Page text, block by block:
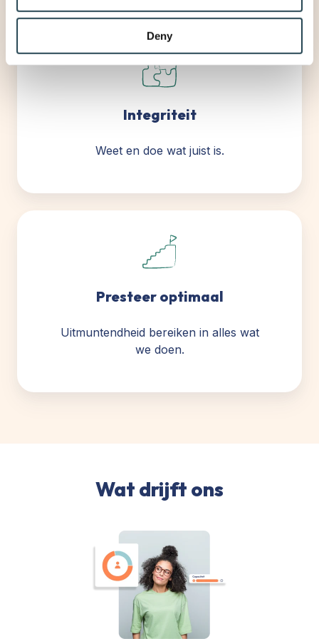
may combine it with other information that you’ve
provided to them or that they’ve collected from your use
of their services.
Deny
Integriteit
Weet en doe wat juist is.
Presteer optimaal
Uitmuntendheid bereiken in alles wat
we doen.
Wat drijft ons